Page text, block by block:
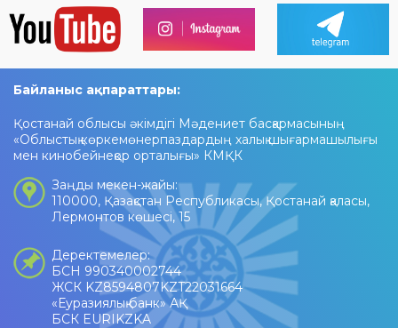
Байланыс ақпараттары:
Қостанай облысы әкімдігі Мәдениет басқармасының
«Облыстық көркемөнерпаздардың халық шығармашылығы
мен кинобейнеқор орталығы» КМҚК
Заңды мекен-жайы:
110000, Қазақстан Республикасы, Қостанай қаласы,
Лермонтов көшесі, 15
Деректемелер:
БСН 990340002744
ЖСК KZ8594807KZT22031664
«Еуразиялық банк» АҚ
БСК EURIKZKA